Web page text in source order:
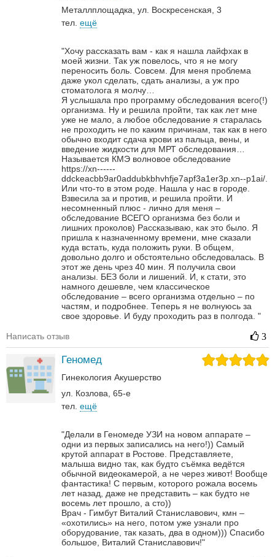
Металлплощадка, ул. Воскресенская, 3
тел. ещё
"Хочу рассказать вам - как я нашла лайфхак в
моей жизни. Так уж повелось, что я не могу
переносить боль. Совсем. Для меня проблема
даже укол сделать, сдать анализы, а уж про
стоматолога я молчу…
Я услышала про программу обследования всего(!)
организма. Ну и решила пройти, так как лет мне
уже не мало, а любое обследование я старалась
не проходить не по каким причинам, так как в него
обычно входит сдача крови из пальца, вены, и
введение жидкости для МРТ обследования…
Называется КМЭ волновое обследование
https://xn------
ddckeacbb9ar0addubkbhvhfje7apf3a1er3p.xn--p1ai/.
Или что-то в этом роде. Нашла у нас в городе.
Взвесила за и против, и решила пройти. И
несомненный плюс - лично для меня –
обследование ВСЕГО организма без боли и
лишних проколов) Рассказываю, как это было. Я
пришла к назначенному времени, мне сказали
куда встать, куда положить руки. В общем,
довольно долго и обстоятельно обследовалась. В
этот же день чрез 40 мин. Я получила свои
анализы. БЕЗ боли и лишений. И, к стати, это
намного дешевле, чем классическое
обследование – всего организма отдельно – по
частям, и подробнее. Теперь я не волнуюсь за
свое здоровье. И буду проходить раз в полгода. "
Написать отзыв 3
Геномед
Гинекология Акушерство
ул. Козлова, 65-е
тел. ещё
"Делали в Геномеде УЗИ на новом аппарате –
одни из первых записались на него!)) Самый
крутой аппарат в Ростове. Представляете,
малыша видно так, как будто съёмка ведётся
обычной видеокамерой, а не через живот! Вообще
фантастика! С первым, которого рожала восемь
лет назад, даже не представить – как будто не
восемь лет прошло, а сто))
Врач - Гимбут Виталий Станиславович, кмн –
«охотились» на него, потом уже узнали про
оборудование, так казать, два в одном))) Спасибо
большое, Виталий Станиславович!"